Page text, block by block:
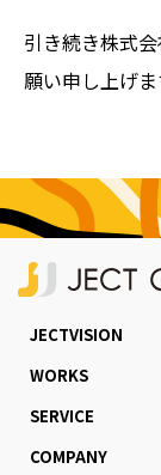
引き続き株式
願い申し上げま
JECTVISION
WORKS
SERVICE
COMPANY